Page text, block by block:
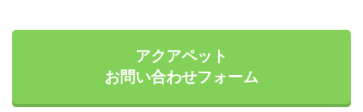
アクアペット
お問い合わせフォーム